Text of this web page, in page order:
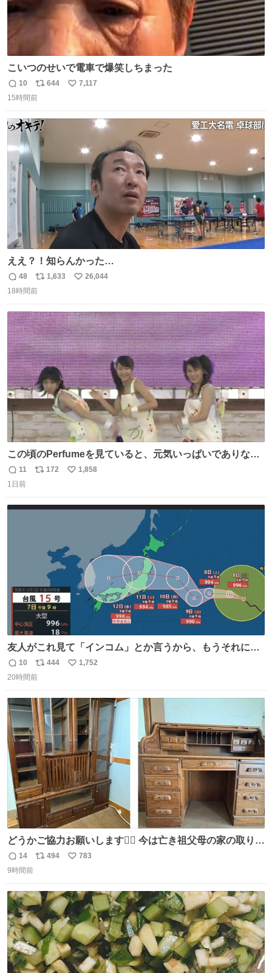
こいつのせいで電車で爆笑しちまった
返
信
10
リ
ポ
ト
数
644
い
7,117
15時間前
ええ？！知らんかった…
返
信
48
リ
ポ
ト
数
1,633
い
数
26,044
18時間前
この頃のPerfumeを見ていると、元気いっぱいでありなが
ら決して感情に任せすぎることなく、しっかりと制御され
たダンスであることに新鮮に驚く。3人のあげた足の向き
こから積み重ねてきた努力や練習量が見て取れる…
返
信
11
リ
172
い
1,858
1日前
友人がこれ見て「インコム」とか言うから、もうそれにし
か見えなくなっちゃった。
返
信
10
リ
ポ
ト
数
444
い
数
1,752
20時間前
どうかご協力お願いします🙇‍♂️ 今は亡き祖父母の家の取り壊
しが決まり、どうしても処分して欲しくない食器棚と机の
引き取り手を探しております この2つは私の祖母が当初一
さで亡くなりましたが、この家具達をとても大切にしてお
りました 続く↓
返
信
14
リ
ト
数
494
い
数
783
9時間前